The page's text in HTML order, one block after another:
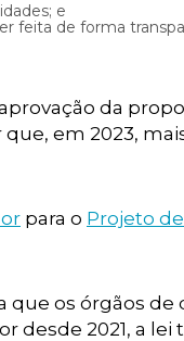
e
feita de forma
da
em 2023,
para o Projeto de
que os órgãos de
desde 2021, a lei